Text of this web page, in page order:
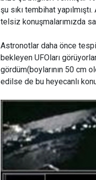
şu sıkı tembihat
telsiz konuşmalarımızda
Astronotlar daha önce
bekleyen UFOları
gördüm(boylarının 50 cm
edilse de bu heyecanlı